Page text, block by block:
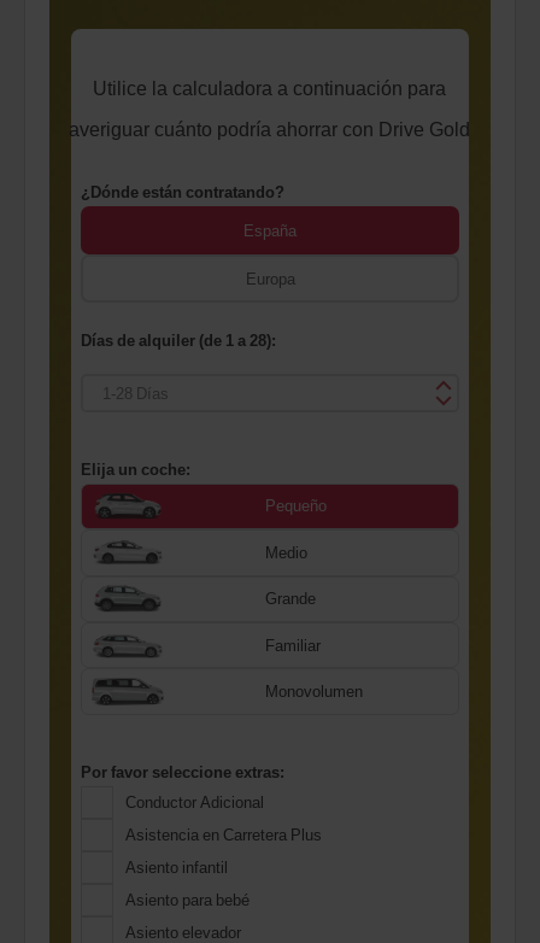
Utilice la calculadora a continuación para
averiguar cuánto podría ahorrar con Drive Gold
¿Dónde están contratando?
España
Europa
Días de alquiler (de 1 a 28):
Elija un coche:
Pequeño
Medio
Grande
Familiar
Monovolumen
Por favor seleccione extras:
Conductor Adicional
Asistencia en Carretera Plus
Asiento infantil
Asiento para bebé
Asiento elevador